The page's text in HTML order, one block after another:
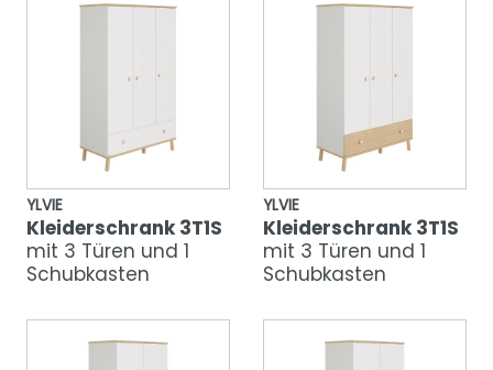
YLVIE
Kleiderschrank 3T1S
mit 3 Türen und 1
Schubkasten
YLVIE
Kleiderschrank 3T1S
mit 3 Türen und 1
Schubkasten